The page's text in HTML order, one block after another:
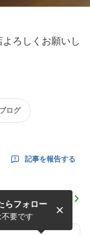
ろしくお願いし
ログ
記事を報告する
らフォロー
要です